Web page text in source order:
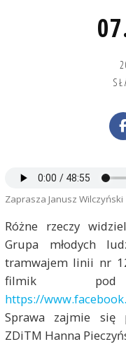
Zaprasza Janusz Wilczyński
Różne rzeczy
Grupa młodych
tramwajem linii nr
filmik
https://
Sprawa zajmie się
ZDiTM Hanna